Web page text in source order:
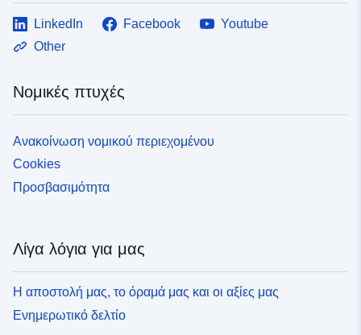
LinkedIn Facebook
Youtube
Other
Νομικές πτυχές
Ανακοίνωση νομικού περιεχομένου
Cookies
Προσβασιμότητα
Λίγα λόγια για μας
Η αποστολή μας, το όραμά μας και οι αξίες μας
Ενημερωτικό δελτίο